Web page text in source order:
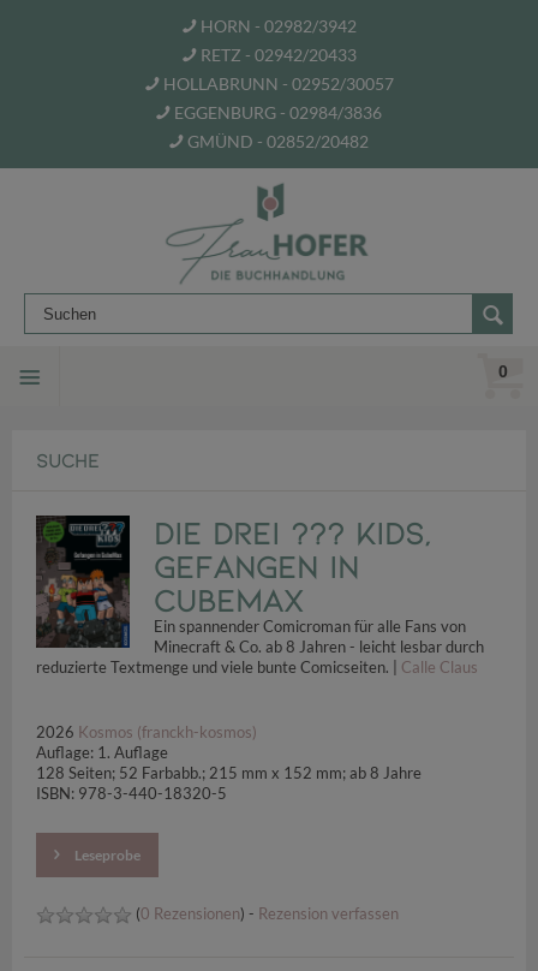
HORN - 02982/3942
RETZ - 02942/20433
HOLLABRUNN - 02952/30057
EGGENBURG - 02984/3836
GMÜND - 02852/20482
0
SUCHE
Die drei ??? Kids,
Gefangen in
CubeMax
Ein spannender Comicroman für alle Fans von
Minecraft & Co. ab 8 Jahren - leicht lesbar durch
reduzierte Textmenge und viele bunte Comicseiten. | Calle Claus
2026 Kosmos (franckh-kosmos)
Auflage: 1. Auflage
128 Seiten; 52 Farbabb.; 215 mm x 152 mm; ab 8 Jahre
ISBN: 978-3-440-18320-5
Leseprobe
(0 Rezensionen) - Rezension verfassen